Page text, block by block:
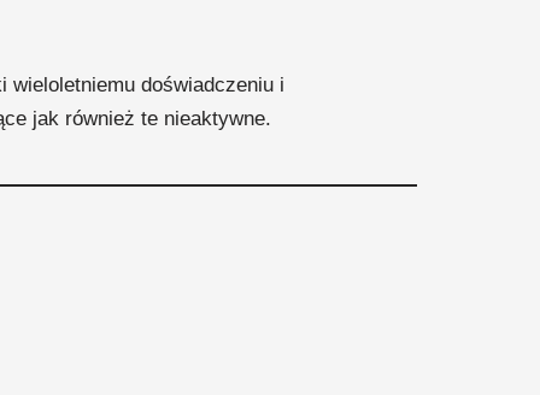
wieloletniemu doświadczeniu i
jak również te nieaktywne.